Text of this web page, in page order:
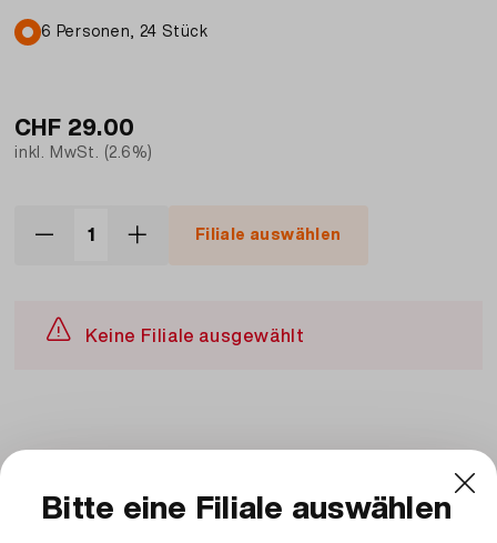
6 Personen, 24 Stück
CHF 29.00
inkl. MwSt. (2.6%)
Filiale auswählen
Keine Filiale ausgewählt
Beschreibung und Zutaten